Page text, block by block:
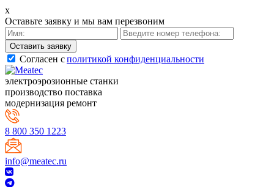
x
Оставьте заявку и мы вам перезвоним
Cогласен сполитикой конфиденциальности
электроэрозионные станки
производство поставка
модернизация ремонт
8 800 350 1223
info@meatec.ru